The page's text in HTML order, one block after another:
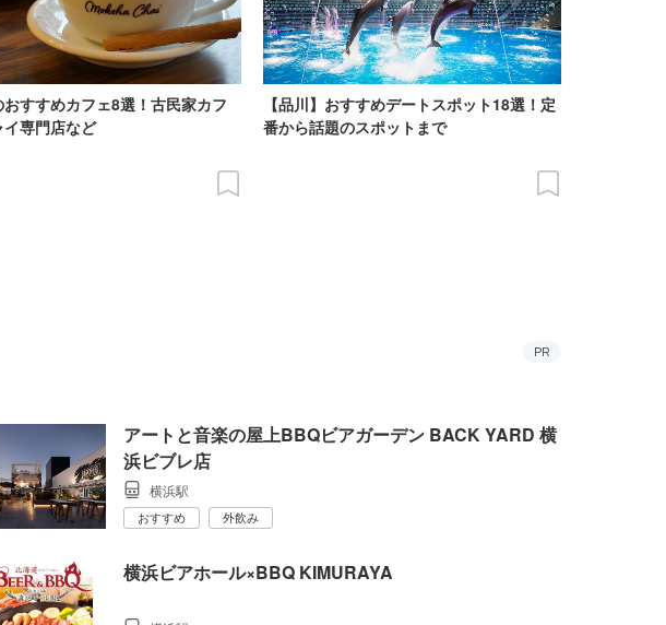
すすめカフェ8選！古民家カフ
イ専門店など
【品川】おすすめデートスポット18選！定
番から話題のスポットまで
PR
アートと音楽の屋上BBQビアガーデン BACK YARD 横
浜ビブレ店
横浜駅
おすすめ 外飲み
横浜ビアホール×BBQ KIMURAYA